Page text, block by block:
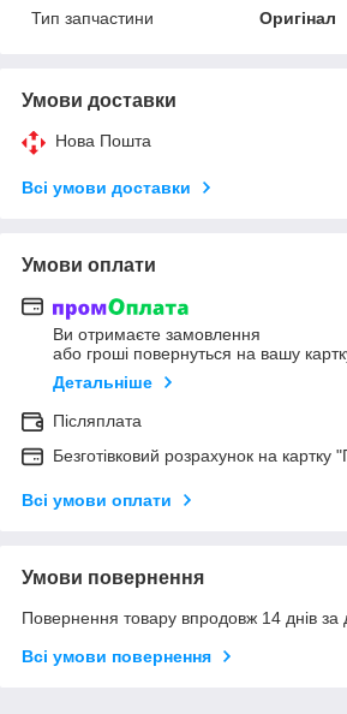
Тип запчастини
Оригінал
Умови доставки
Нова Пошта
Всі умови доставки
Умови оплати
Ви отримаєте замовлення
або гроші повернуться на вашу
Детальніше
Післяплата
Безготівковий розрахунок на картку
Всі умови оплати
Умови повернення
Повернення товару впродовж 14 днів за
Всі умови повернення